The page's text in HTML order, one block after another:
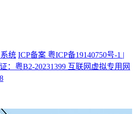
统 ICP备案 粤ICP备19140750号-1 |
：粤B2-20231399 互联网虚拟专用网